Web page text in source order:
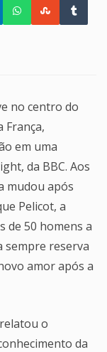
no centro do
França,
em uma
da BBC. Aos
mudou após
Pelicot, a
de 50 homens a
sempre reserva
amor após a
o
da